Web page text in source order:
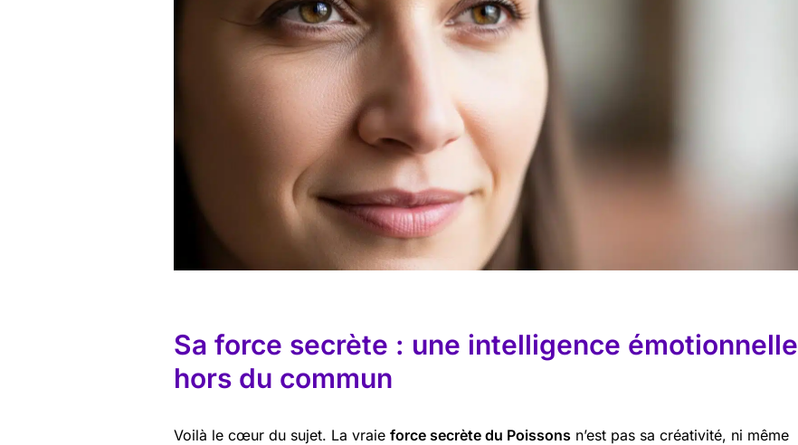
Sa force secrète : une intelligence émotionnelle
hors du commun
Voilà le cœur du sujet. La vraie force secrète du Poissons n’est pas sa créativité, ni même